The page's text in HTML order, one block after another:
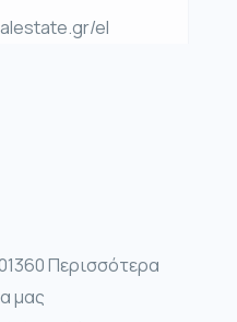
el
Περισσότερα
μας